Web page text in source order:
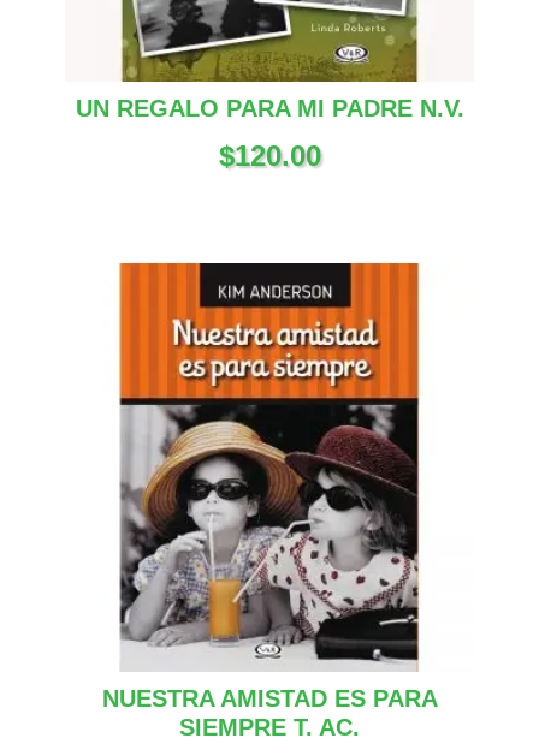
UN REGALO PARA MI PADRE N.V.
$120.00
NUESTRA AMISTAD ES PARA
SIEMPRE T. AC.